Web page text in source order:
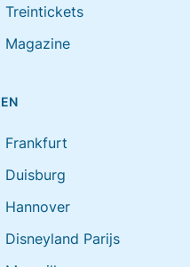
Treintickets
Magazine
Frankfurt
Duisburg
Hannover
Disneyland Parijs